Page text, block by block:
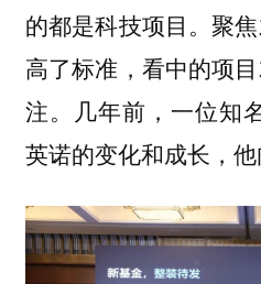
的都是科技项目。聚
高了标准，看中的项
注。几年前，一位知
英诺的变化和成长，他